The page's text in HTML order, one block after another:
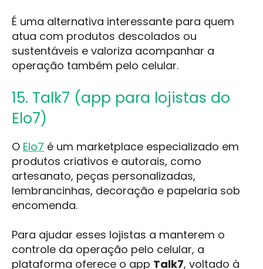
É uma alternativa interessante para quem
atua com produtos descolados ou
sustentáveis e valoriza acompanhar a
operação também pelo celular.
15. Talk7 (app para lojistas do
Elo7)
O Elo7 é um marketplace especializado em
produtos criativos e autorais, como
artesanato, peças personalizadas,
lembrancinhas, decoração e papelaria sob
encomenda.
Para ajudar esses lojistas a manterem o
controle da operação pelo celular, a
plataforma oferece o app Talk7, voltado à